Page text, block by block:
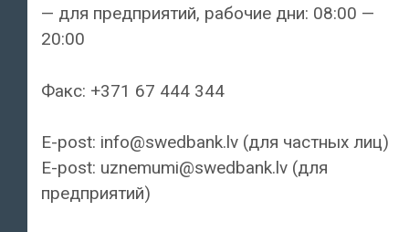
— для предприятий, рабочие дни: 08:00 —
20:00
Факс: +371 67 444 344
E-post: info@swedbank.lv (для частных лиц)
E-post: uznemumi@swedbank.lv (для
предприятий)